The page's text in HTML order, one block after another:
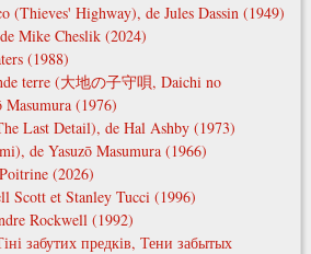
(Thieves' Highway), de Jules Dassin (1949)
Mike Cheslik (2024)
(1988)
terre (大地の子守唄, Daichi no
(1976)
Last Detail), de Hal Ashby (1973)
de Yasuzō Masumura (1966)
(2026)
Scott et Stanley Tucci (1996)
Rockwell (1992)
забутих предків, Тени забытых